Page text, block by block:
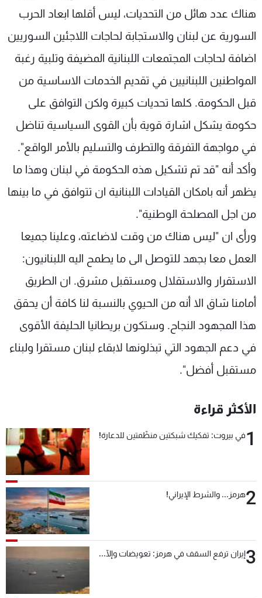
هناك عدد هائل من التحديات، ليس أقلها ابعاد الحرب
السورية عن لبنان والاستجابة لحاجات اللاجئين السوريين
اضافة لحاجات المجتمعات اللبنانية المضيفة وتلبية رغبة
المواطنين اللبنانيين في تقديم الخدمات الاساسية من
قبل الحكومة. كلها تحديات كبيرة ولكن التوافق على
حكومة يشكل اشارة قوية بأن القوى السياسية تناضل
في مواجهة التفرقة والتطرف والتسليم بالأمر الواقع".
وأكد أنه "قد تم تشكيل هذه الحكومة في لبنان وهذا ما
يظهر أنه بامكان القيادات اللبنانية ان تتوافق في ما بينها
من اجل المصلحة الوطنية".
ورأى ان "ليس هناك من وقت لاضاعته، وعلينا جميعا
العمل معا بجهد للتوصل الى ما يطمح اليه اللبنانيون:
الاستقرار والاستقلال ومستقبل مشرق. ان الطريق
أمامنا شاق الا أنه من الحيوي بالنسبة لنا كافة أن يحقق
هذا المجهود النجاح. وستكون بريطانيا الحليفة الأقوى
في دعم الجهود التي تبذلونها لابقاء لبنان مستقرا ولبناء
مستقبل أفضل".
الأكثر قراءة
1في بيروت: تفكيك شبكتين منظّمتين للدعارة!
2هرمز... والشرط الإيراني!
3إيران ترفع السقف في هرمز: تعويضات وإلّا...